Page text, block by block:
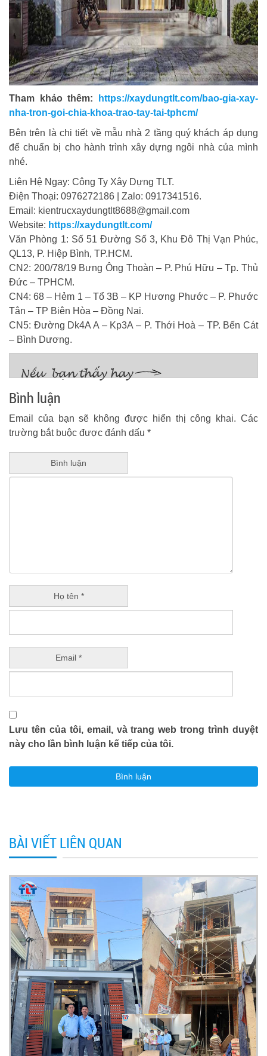
Tham khảo thêm:
https://xaydungtlt.com/bao-gia-xay-
nha-tron-goi-chia-khoa-trao-tay-tai-tphcm/
Bên trên là chi tiết về mẫu nhà 2 tầng quý khách áp dụng
để chuẩn bị cho hành trình xây dựng ngôi nhà của mình
nhé.
Liên Hệ Ngay: Công Ty Xây Dựng TLT.
Điện Thoại: 0976272186 | Zalo: 0917341516.
Email: kientrucxaydungtlt8688@gmail.com
Website: https://xaydungtlt.com/
Văn Phòng 1: Số 51 Đường Số 3, Khu Đô Thị Vạn Phúc,
QL13, P. Hiệp Bình, TP.HCM.
CN2: 200/78/19 Bưng Ông Thoàn – P. Phú Hữu – Tp. Thủ
Đức – TPHCM.
CN4: 68 – Hẻm 1 – Tổ 3B – KP Hương Phước – P. Phước
Tân – TP Biên Hòa – Đồng Nai.
CN5: Đường Dk4A A – Kp3A – P. Thới Hoà – TP. Bến Cát
– Bình Dương.
Bình luận
Email của bạn sẽ không được hiển thị công khai. Các
trường bắt buộc được đánh dấu *
Bình luận
Họ tên *
Email *
Lưu tên của tôi, email, và trang web trong trình duyệt
này cho lần bình luận kế tiếp của tôi.
BÀI VIẾT LIÊN QUAN